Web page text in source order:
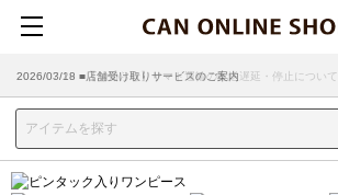
2026/07/29 ■【お知らせ】ヤマト運輸の配送遅延・停止について
2026/03/18 ■店舗受け取りサービスのご案内